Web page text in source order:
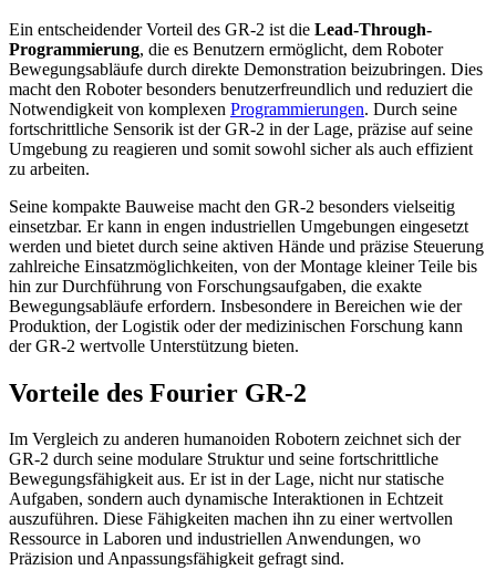
Ein entscheidender Vorteil des GR-2 ist die Lead-Through-
Programmierung, die es Benutzern ermöglicht, dem Roboter
Bewegungsabläufe durch direkte Demonstration beizubringen. Dies
macht den Roboter besonders benutzerfreundlich und reduziert die
Notwendigkeit von komplexen Programmierungen. Durch seine
fortschrittliche Sensorik ist der GR-2 in der Lage, präzise auf seine
Umgebung zu reagieren und somit sowohl sicher als auch effizient
zu arbeiten.
Seine kompakte Bauweise macht den GR-2 besonders vielseitig
einsetzbar. Er kann in engen industriellen Umgebungen eingesetzt
werden und bietet durch seine aktiven Hände und präzise Steuerung
zahlreiche Einsatzmöglichkeiten, von der Montage kleiner Teile bis
hin zur Durchführung von Forschungsaufgaben, die exakte
Bewegungsabläufe erfordern. Insbesondere in Bereichen wie der
Produktion, der Logistik oder der medizinischen Forschung kann
der GR-2 wertvolle Unterstützung bieten.
Vorteile des Fourier GR-2
Im Vergleich zu anderen humanoiden Robotern zeichnet sich der
GR-2 durch seine modulare Struktur und seine fortschrittliche
Bewegungsfähigkeit aus. Er ist in der Lage, nicht nur statische
Aufgaben, sondern auch dynamische Interaktionen in Echtzeit
auszuführen. Diese Fähigkeiten machen ihn zu einer wertvollen
Ressource in Laboren und industriellen Anwendungen, wo
Präzision und Anpassungsfähigkeit gefragt sind.